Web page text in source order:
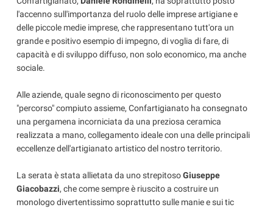
l'accenno sull'importanza del ruolo delle imprese artigiane e
delle piccole medie imprese, che rappresentano tutt'ora un
grande e positivo esempio di impegno, di voglia di fare, di
capacità e di sviluppo diffuso, non solo economico, ma anche
sociale.
Alle aziende, quale segno di riconoscimento per questo
"percorso" compiuto assieme, Confartigianato ha consegnato
una pergamena incorniciata da una preziosa ceramica
realizzata a mano, collegamento ideale con una delle principali
eccellenze dell'artigianato artistico del nostro territorio.
La serata è stata allietata da uno strepitosoGiuseppe
Giacobazzi, che come sempre è riuscito a costruire un
monologo divertentissimo soprattutto sulle manie e sui tic